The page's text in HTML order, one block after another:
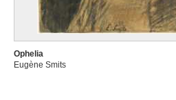
Ophelia
Eugène Smits